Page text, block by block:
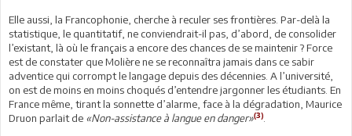
Elle aussi, la Francophonie, cherche à reculer ses frontières. Par-delà la
statistique, le quantitatif, ne conviendrait-il pas, d’abord, de consolider
l’existant, là où le français a encore des chances de se maintenir ? Force
est de constater que Molière ne se reconnaîtra jamais dans ce sabir
adventice qui corrompt le langage depuis des décennies. A l’université,
on est de moins en moins choqués d’entendre jargonner les étudiants. En
France même, tirant la sonnette d’alarme, face à la dégradation, Maurice
Druon parlait de «Non-assistance à langue en danger»(3)